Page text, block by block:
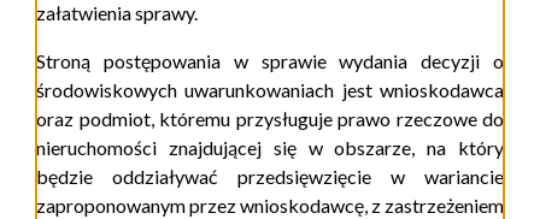
załatwienia sprawy.
Stroną postępowania w sprawie wydania decyzji o
środowiskowych uwarunkowaniach jest wnioskodawca
oraz podmiot, któremu przysługuje prawo rzeczowe do
nieruchomości znajdującej się w obszarze, na który
będzie oddziaływać przedsięwzięcie w wariancie
zaproponowanym przez wnioskodawcę, z zastrzeżeniem